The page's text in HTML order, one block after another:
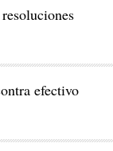
efectivo